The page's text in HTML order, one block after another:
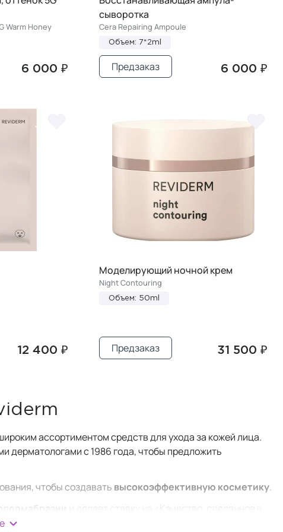
Warm Honey
6 000 ₽
сыворотка
Cera Repairing Ampoule
Объем: 7*2ml
6 000 ₽
Предзаказ
12 400 ₽
Моделирующий ночной крем
Night Contouring
Объем: 50ml
31 500 ₽
Предзаказ
ассортиментом средств для ухода за кожей лица.
дерматологами с 1986 года, чтобы предложить
чтобы создавать высокоэффективную косметику.
и делает ставку на «Качество, сделанное в
Микродермабразия помогает избавиться от